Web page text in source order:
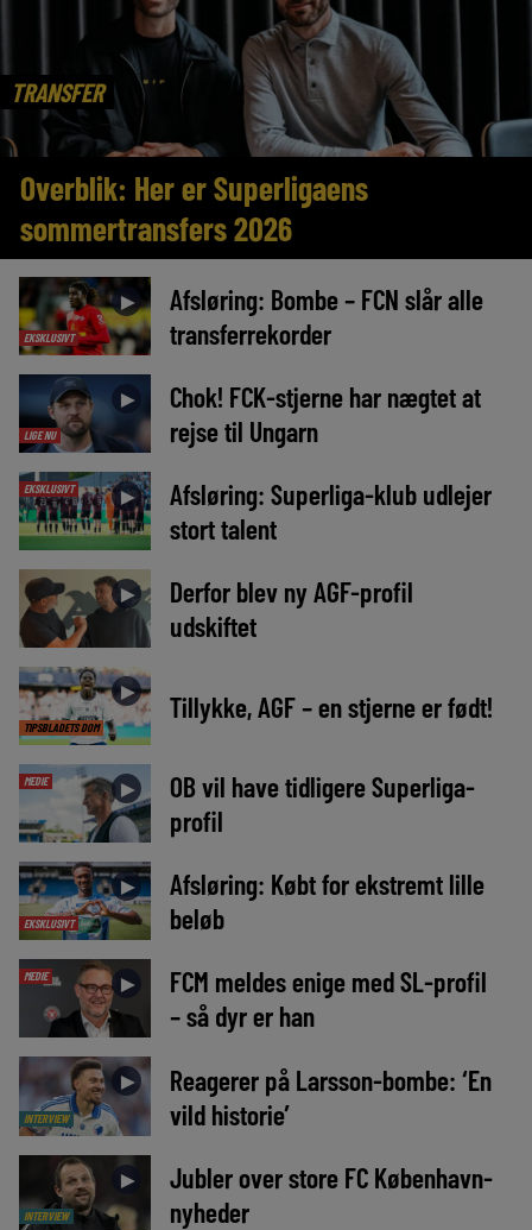
TRANSFER
Overblik: Her er Superligaens
sommertransfers 2026
EKSKLUSIVT
►
Afsløring: Bombe – FCN slår alle
transferrekorder
LIGE NU
►
Chok! FCK-stjerne har nægtet at
rejse til Ungarn
EKSKLUSIVT ►
Afsløring: Superliga-klub udlejer
stort talent
►
Derfor blev ny AGF-profil
udskiftet
TIPSBLADETS DOM
► Tillykke, AGF – en stjerne er født!
MEDIE ►
OB vil have tidligere Superliga-
profil
EKSKLUSIVT
►
Afsløring: Købt for ekstremt lille
beløb
MEDIE ►
FCM meldes enige med SL-profil
– så dyr er han
INTERVIEW
►
Reagerer på Larsson-bombe: ‘En
vild historie’
INTERVIEW
►
Jubler over store FC København-
nyheder